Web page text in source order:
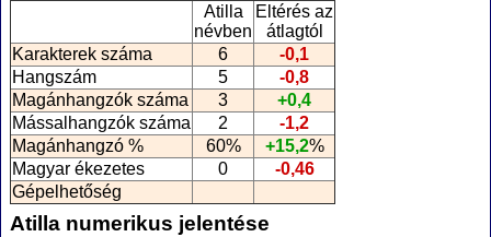
Atilla
névben
Eltérés az
átlagtól
Karakterek száma
6
-0,1
Hangszám
5
-0,8
Magánhangzók száma
3
+0,4
Mássalhangzók száma
2
-1,2
Magánhangzó %
60% +15,2%
Magyar ékezetes
0
-0,46
Gépelhetőség
Atilla numerikus jelentése